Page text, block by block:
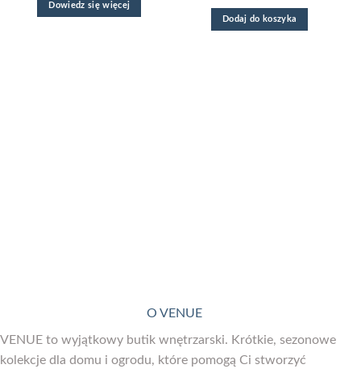
Dowiedz się więcej
Dodaj do koszyka
O VENUE
VENUE to wyjątkowy butik wnętrzarski. Krótkie, sezonowe
kolekcje dla domu i ogrodu, które pomogą Ci stworzyć